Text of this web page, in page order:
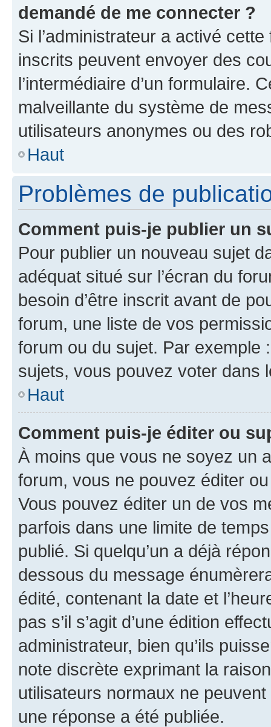
demandé de me connecter ?
Si l’administrateur a activé
inscrits peuvent envoyer des
l’intermédiaire d’un formulaire.
malveillante du système de
utilisateurs anonymes ou des
Haut
Problèmes de
Comment puis-je publier un
Pour publier un nouveau sujet
adéquat situé sur l’écran du
besoin d’être inscrit avant de
forum, une liste de vos
forum ou du sujet. Par exemple
sujets, vous pouvez voter dans
Haut
Comment puis-je éditer ou
À moins que vous ne soyez un
forum, vous ne pouvez éditer
Vous pouvez éditer un de vos
parfois dans une limite de
publié. Si quelqu’un a déjà
dessous du message
édité, contenant la date et
pas s’il s’agit d’une édition
administrateur, bien qu’ils
note discrète exprimant la
utilisateurs normaux ne
une réponse a été publiée.